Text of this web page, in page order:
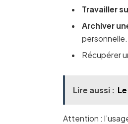
Travailler
Archiver
personnelle.
Récupérer
Lire aussi :
Attention :